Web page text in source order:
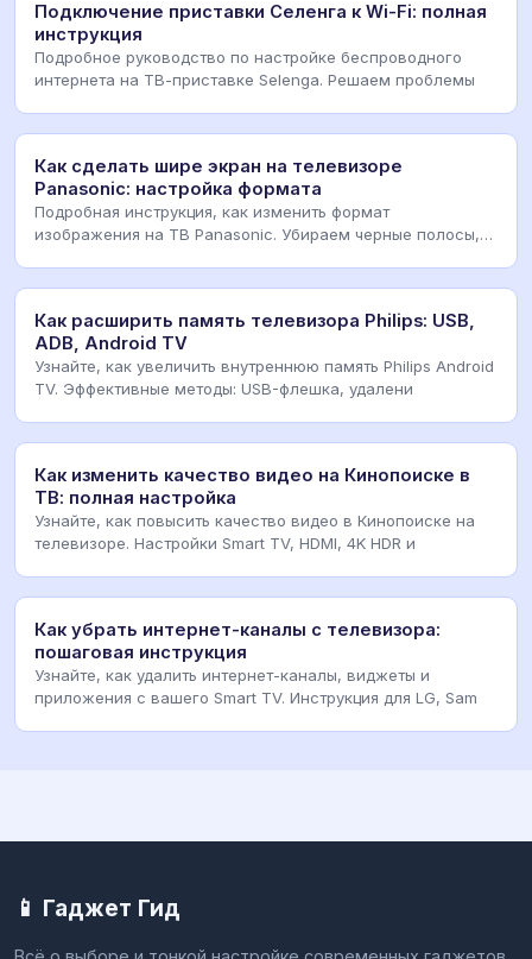
Подключение приставки Селенга к Wi-Fi: полная
инструкция
Подробное руководство по настройке беспроводного
интернета на ТВ-приставке Selenga. Решаем проблемы
Как сделать шире экран на телевизоре
Panasonic: настройка формата
Подробная инструкция, как изменить формат
изображения на ТВ Panasonic. Убираем черные полосы,
Как расширить память телевизора Philips: USB,
ADB, Android TV
Узнайте, как увеличить внутреннюю память Philips Android
TV. Эффективные методы: USB-флешка, удалени
Как изменить качество видео на Кинопоиске в
ТВ: полная настройка
Узнайте, как повысить качество видео в Кинопоиске на
телевизоре. Настройки Smart TV, HDMI, 4K HDR и
Как убрать интернет-каналы с телевизора:
пошаговая инструкция
Узнайте, как удалить интернет-каналы, виджеты и
приложения с вашего Smart TV. Инструкция для LG, Sam
📱 Гаджет Гид